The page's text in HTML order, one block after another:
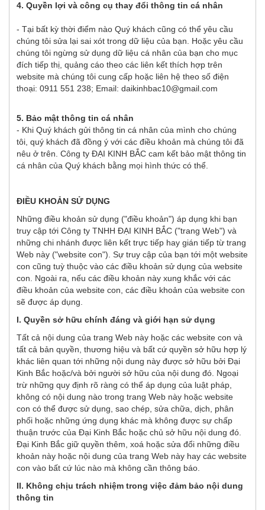
4. Quyền lợi và công cụ thay đổi thông tin cá nhân
- Tại bất kỳ thời điểm nào Quý khách cũng có thể yêu cầu
chúng tôi sửa lại sai xót trong dữ liệu của bạn. Hoặc yêu cầu
chúng tôi ngừng sử dụng dữ liệu cá nhân của bạn cho mục
đích tiếp thị, quảng cáo theo các liên kết thích hợp trên
website mà chúng tôi cung cấp hoặc liên hệ theo số điện
thoại: 0911 551 238; Email: daikinhbac10@gmail.com
5. Bảo mật thông tin cá nhân
- Khi Quý khách gửi thông tin cá nhân của mình cho chúng
tôi, quý khách đã đồng ý với các điều khoản mà chúng tôi đã
nêu ở trên. Công ty ĐẠI KINH BẮC cam kết bảo mật thông tin
cá nhân của Quý khách bằng mọi hình thức có thể.
ĐIỀU KHOẢN SỬ DỤNG
Những điều khoản sử dụng ("điều khoản") áp dụng khi bạn
truy cập tới Công ty TNHH ĐẠI KINH BẮC ("trang Web") và
những chi nhánh được liên kết trực tiếp hay gián tiếp từ trang
Web này ("website con"). Sự truy cập của bạn tới một website
con cũng tuỳ thuộc vào các điều khoản sử dụng của website
con. Ngoài ra, nếu các điều khoản này xung khắc với các
điều khoản của website con, các điều khoản của website con
sẽ được áp dụng.
I. Quyền sở hữu chính đáng và giới hạn sử dụng
Tất cả nội dung của trang Web này hoặc các website con và
tất cả bản quyền, thương hiệu và bất cứ quyền sở hữu hợp lý
khác liên quan tới những nội dung này được sở hữu bởi Đại
Kinh Bắc hoặc/và bởi người sở hữu của nội dung đó. Ngoại
trừ những quy định rõ ràng có thể áp dụng của luật pháp,
không có nội dung nào trong trang Web này hoặc website
con có thể được sử dụng, sao chép, sửa chữa, dịch, phân
phối hoặc những ứng dụng khác mà không được sự chấp
thuận trước của Đại Kinh Bắc hoặc chủ sở hữu nội dung đó.
Đại Kinh Bắc giữ quyền thêm, xoá hoặc sửa đổi những điều
khoản này hoặc nội dung của trang Web này hay các website
con vào bất cứ lúc nào mà không cần thông báo.
II. Không chịu trách nhiệm trong việc đảm bảo nội dung
thông tin